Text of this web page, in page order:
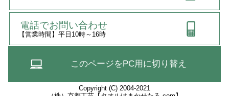
電話でお問い合わせ
【営業時間】平日10時～16時
このページをPC用に切り替え
Copyright (C) 2004-2021